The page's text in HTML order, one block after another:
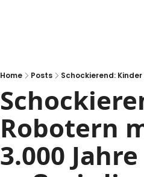
Home Posts
Robotern
3.000